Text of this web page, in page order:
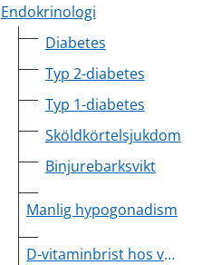
Endokrinologi
Diabetes
Typ 2-diabetes
Typ 1-diabetes
Sköldkörtelsjukdom
Binjurebarksvikt
Manlig hypogonadism
D-vitaminbrist hos vuxna och ungdomar